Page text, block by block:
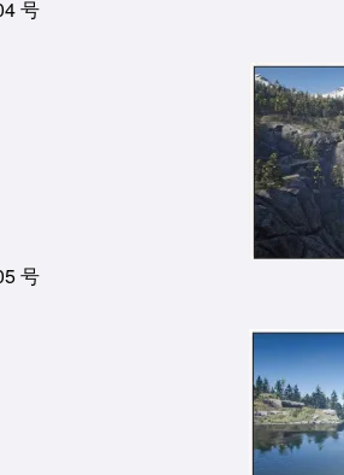
号
号